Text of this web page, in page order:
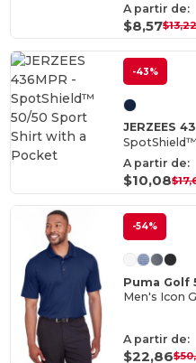
A partir de:
$8,57
-43%
JERZEES
A partir de:
$10,08
-54%
Puma Golf
Men's Icon
A partir de:
$22,86